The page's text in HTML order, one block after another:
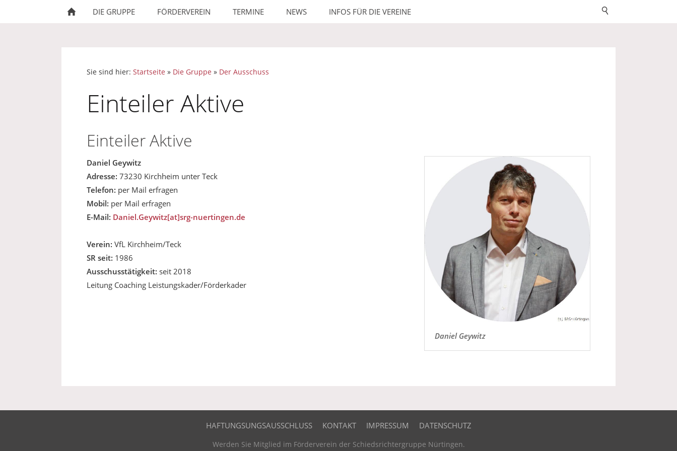
DIE GRUPPE FÖRDERVEREIN TERMINE NEWS INFOS FÜR DIE VEREINE
Sie sind hier: Startseite » Die Gruppe » Der Ausschuss
Einteiler Aktive
Einteiler Aktive
Daniel Geywitz
Daniel Geywitz
Adresse: 73230 Kirchheim unter Teck
Telefon: per Mail erfragen
Mobil: per Mail erfragen
E-Mail: Daniel.Geywitz[at]srg-nuertingen.de
Verein: VfL Kirchheim/Teck
SR seit: 1986
Ausschusstätigkeit: seit 2018
Leitung Coaching Leistungskader/Förderkader
HAFTUNGSUNGSAUSSCHLUSS KONTAKT IMPRESSUM DATENSCHUTZ
Werden Sie Mitglied im Förderverein der Schiedsrichtergruppe Nürtingen.